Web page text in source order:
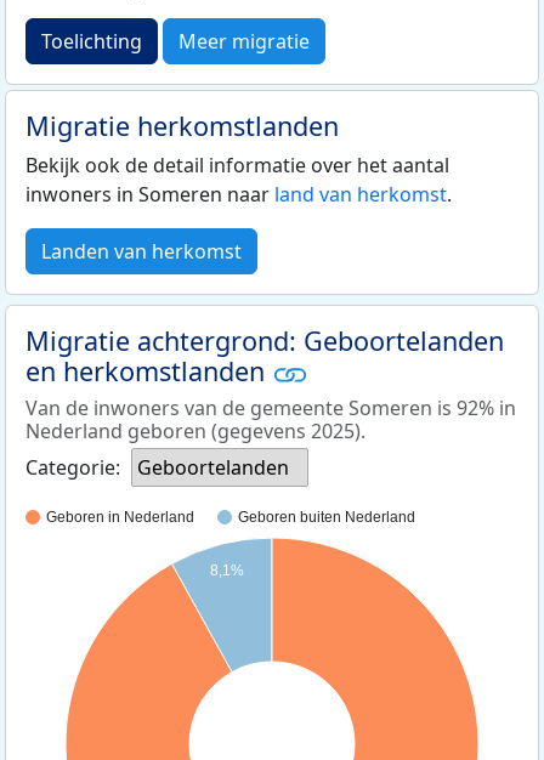
Toelichting Meer migratie
Migratie herkomstlanden
Bekijk ook de detail informatie over het aantal
inwoners in Someren naar land van herkomst.
Landen van herkomst
Migratie achtergrond: Geboortelanden
en herkomstlanden
Van de inwoners van de gemeente Someren is 92% in
Nederland geboren (gegevens 2025).
Categorie:
Geboortelanden
Geboren in Nederland Geboren buiten Nederland
8,1%